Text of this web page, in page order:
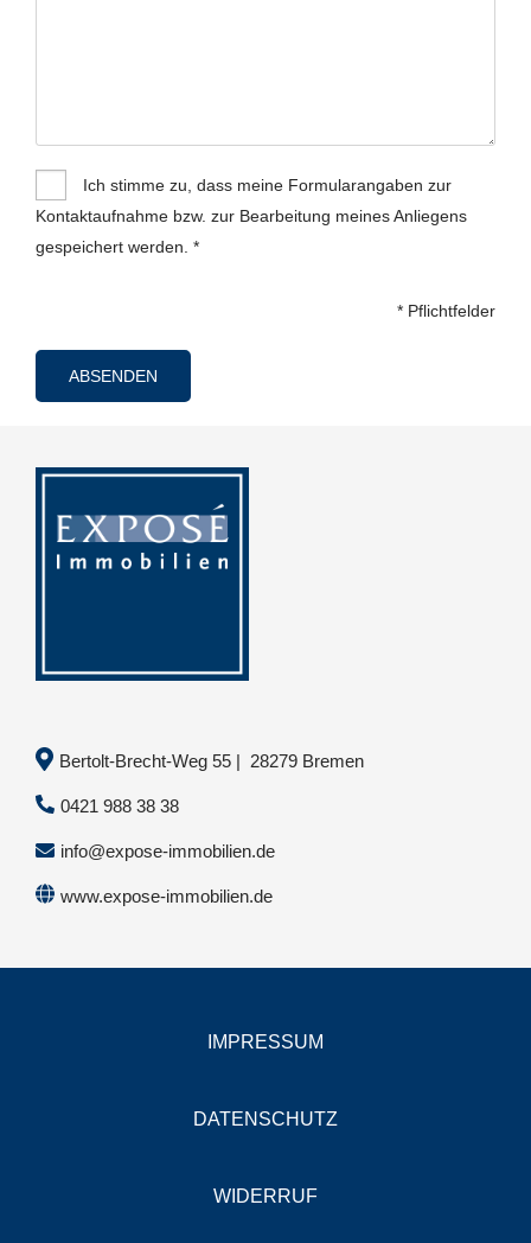
Ich stimme zu, dass meine Formularangaben zur
Kontaktaufnahme bzw. zur Bearbeitung meines Anliegens
gespeichert werden. *
* Pflichtfelder
Bertolt-Brecht-Weg 55 | 28279 Bremen
0421 988 38 38
info@expose-immobilien.de
www.expose-immobilien.de
IMPRESSUM
DATENSCHUTZ
WIDERRUF